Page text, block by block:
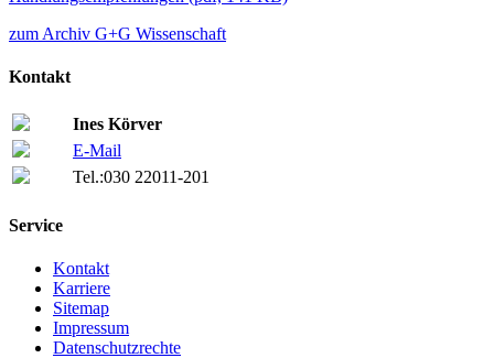
zum Archiv G+G Wissenschaft
Kontakt
Ines Körver
E-Mail
Tel.:030 22011-201
Service
Kontakt
Karriere
Sitemap
Impressum
Datenschutzrechte